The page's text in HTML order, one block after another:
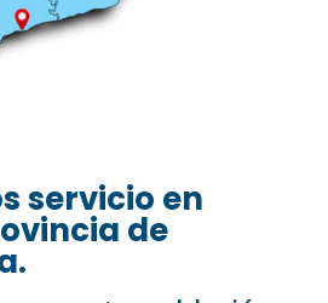
servicio en
de